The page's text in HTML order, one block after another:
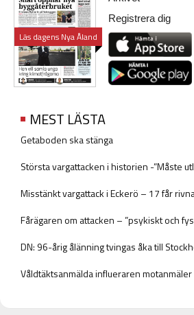
Läs dagens Nya Åland
Registrera dig
MEST LÄSTA
Getaboden ska stänga
Största vargattacken i historien -”Måste
Misstänkt vargattack i Eckerö – 17 får
Fårägaren om attacken – ”psykiskt och
DN: 96-årig ålänning tvingas åka till
Våldtäktsanmälda influeraren